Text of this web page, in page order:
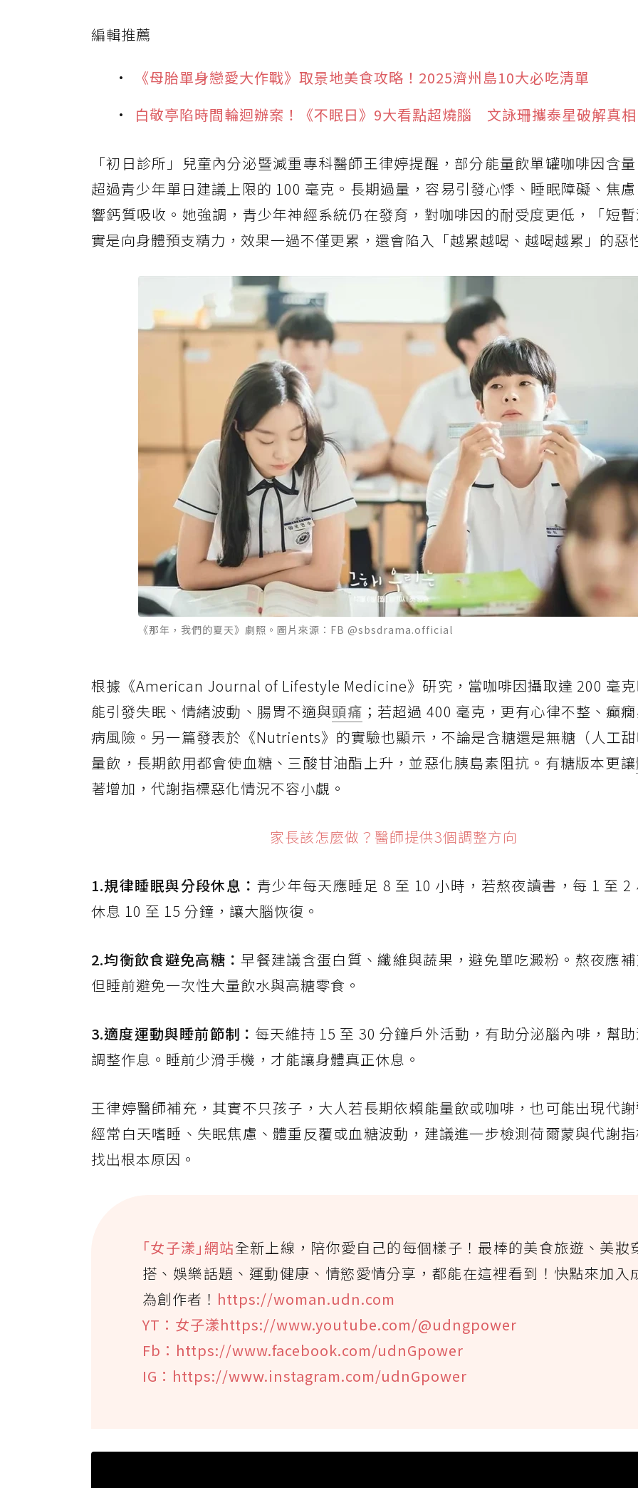
編輯推薦
《母胎單身戀愛大作戰》取景地美食攻略！2025濟州島10大必吃清單
白敬亭陷時間輪迴辦案！《不眠日》9大看點超燒腦 文詠珊攜泰星破解真相
「初日診所」兒童內分泌暨減重專科醫師王律婷提醒，部分能量飲單罐咖啡因含
超過青少年單日建議上限的 100 毫克。長期過量，容易引發心悸、睡眠障礙、焦
響鈣質吸收。她強調，青少年神經系統仍在發育，對咖啡因的耐受度更低，「短
實是向身體預支精力，效果一過不僅更累，還會陷入「越累越喝、越喝越累」的惡
《那年，我們的夏天》劇照。圖片來源：FB @sbsdrama.official
根據《American Journal of Lifestyle Medicine》研究，當咖啡因攝取達 200 毫
能引發失眠、情緒波動、腸胃不適與頭痛 ；若超過 400 毫克，更有心律不整、癲
病風險。另一篇發表於《Nutrients》的實驗也顯示，不論是含糖還是無糖（人工
量飲，長期飲用都會使血糖、三酸甘油酯上升，並惡化胰島素阻抗。有糖版本更讓
著增加，代謝指標惡化情況不容小覷。
家長該怎麼做？醫師提供3個調整方向
1.規律睡眠與分段休息： 青少年每天應睡足 8 至 10 小時，若熬夜讀書，每 1 至 2
休息 10 至 15 分鐘，讓大腦恢復。
2.均衡飲食避免高糖：早餐建議含蛋白質、纖維與蔬果，避免單吃澱粉。熬夜應
但睡前避免一次性大量飲水與高糖零食。
3.適度運動與睡前節制： 每天維持 15 至 30 分鐘戶外活動，有助分泌腦內啡，幫
調整作息。睡前少滑手機，才能讓身體真正休息。
王律婷醫師補充，其實不只孩子，大人若長期依賴能量飲或咖啡，也可能出現代
經常白天嗜睡、失眠焦慮、體重反覆或血糖波動，建議進一步檢測荷爾蒙與代謝
找出根本原因。
｢女子漾｣網站全新上線，陪你愛自己的每個樣子！最棒的美食旅遊、美妝
搭、娛樂話題、運動健康、情慾愛情分享，都能在這裡看到！快點來加入
為創作者！ https://woman.udn.com
YT：女子漾https://www.youtube.com/@udngpower
Fb：https://www.facebook.com/udnGpower
IG：https://www.instagram.com/udnGpower